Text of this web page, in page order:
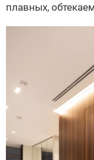
плавных,